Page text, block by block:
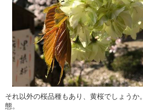
それ以外の桜品種もあり、黄桜でしょうか
態。